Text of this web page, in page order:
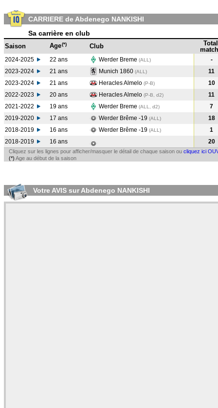
CARRIERE de Abdenego NANKISHI
Sa carrière en club
Saison Age(*) Club
Total
2024-2025 22 ans Werder Breme (ALL )
-
2023-2024
21 ans Munich 1860 (ALL )
11
2023-2024
21 ans Heracles Almelo (P-B)
10
2022-2023
20 ans Heracles Almelo (P-B, d2)
11
2021-2022
19 ans Werder Breme (ALL, d2)
7
2019-2020
17 ans Werder Brême -19 (ALL )
18
2018-2019
16 ans Werder Brême -19 (ALL )
1
2018-2019
16 ans 20
Cliquez sur les lignes pour afficher/masquer le détail de chaque saison ou cliquez ici
(*) Age au début de la saison
Votre AVIS sur Abdenego NANKISHI